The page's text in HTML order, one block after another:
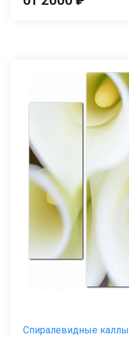
Спиралевидные каллы